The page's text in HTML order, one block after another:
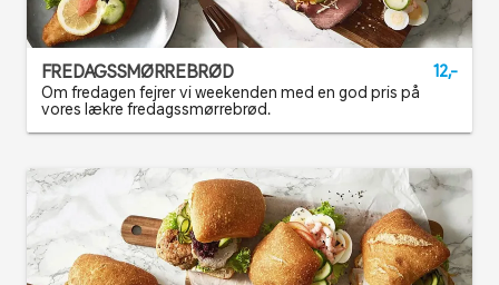
FREDAGSSMØRREBRØD 12,-
Om fredagen fejrer vi weekenden med en god pris på
vores lækre fredagssmørrebrød.